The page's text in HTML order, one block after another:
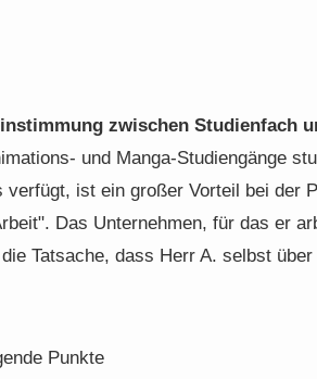
zwischen Studienfach
und Manga-Studiengänge
ist ein großer Vorteil bei der
Das Unternehmen, für das er
Tatsache, dass Herr A. selbst
Punkte